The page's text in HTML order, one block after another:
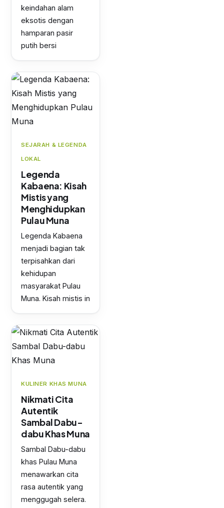
keindahan alam
eksotis dengan
hamparan pasir
putih bersi
SEJARAH & LEGENDA
LOKAL
Legenda
Kabaena: Kisah
Mistis yang
Menghidupkan
Pulau Muna
Legenda Kabaena
menjadi bagian tak
terpisahkan dari
kehidupan
masyarakat Pulau
Muna. Kisah mistis in
KULINER KHAS MUNA
Nikmati Cita
Autentik
Sambal Dabu-
dabu Khas Muna
Sambal Dabu-dabu
khas Pulau Muna
menawarkan cita
rasa autentik yang
menggugah selera.